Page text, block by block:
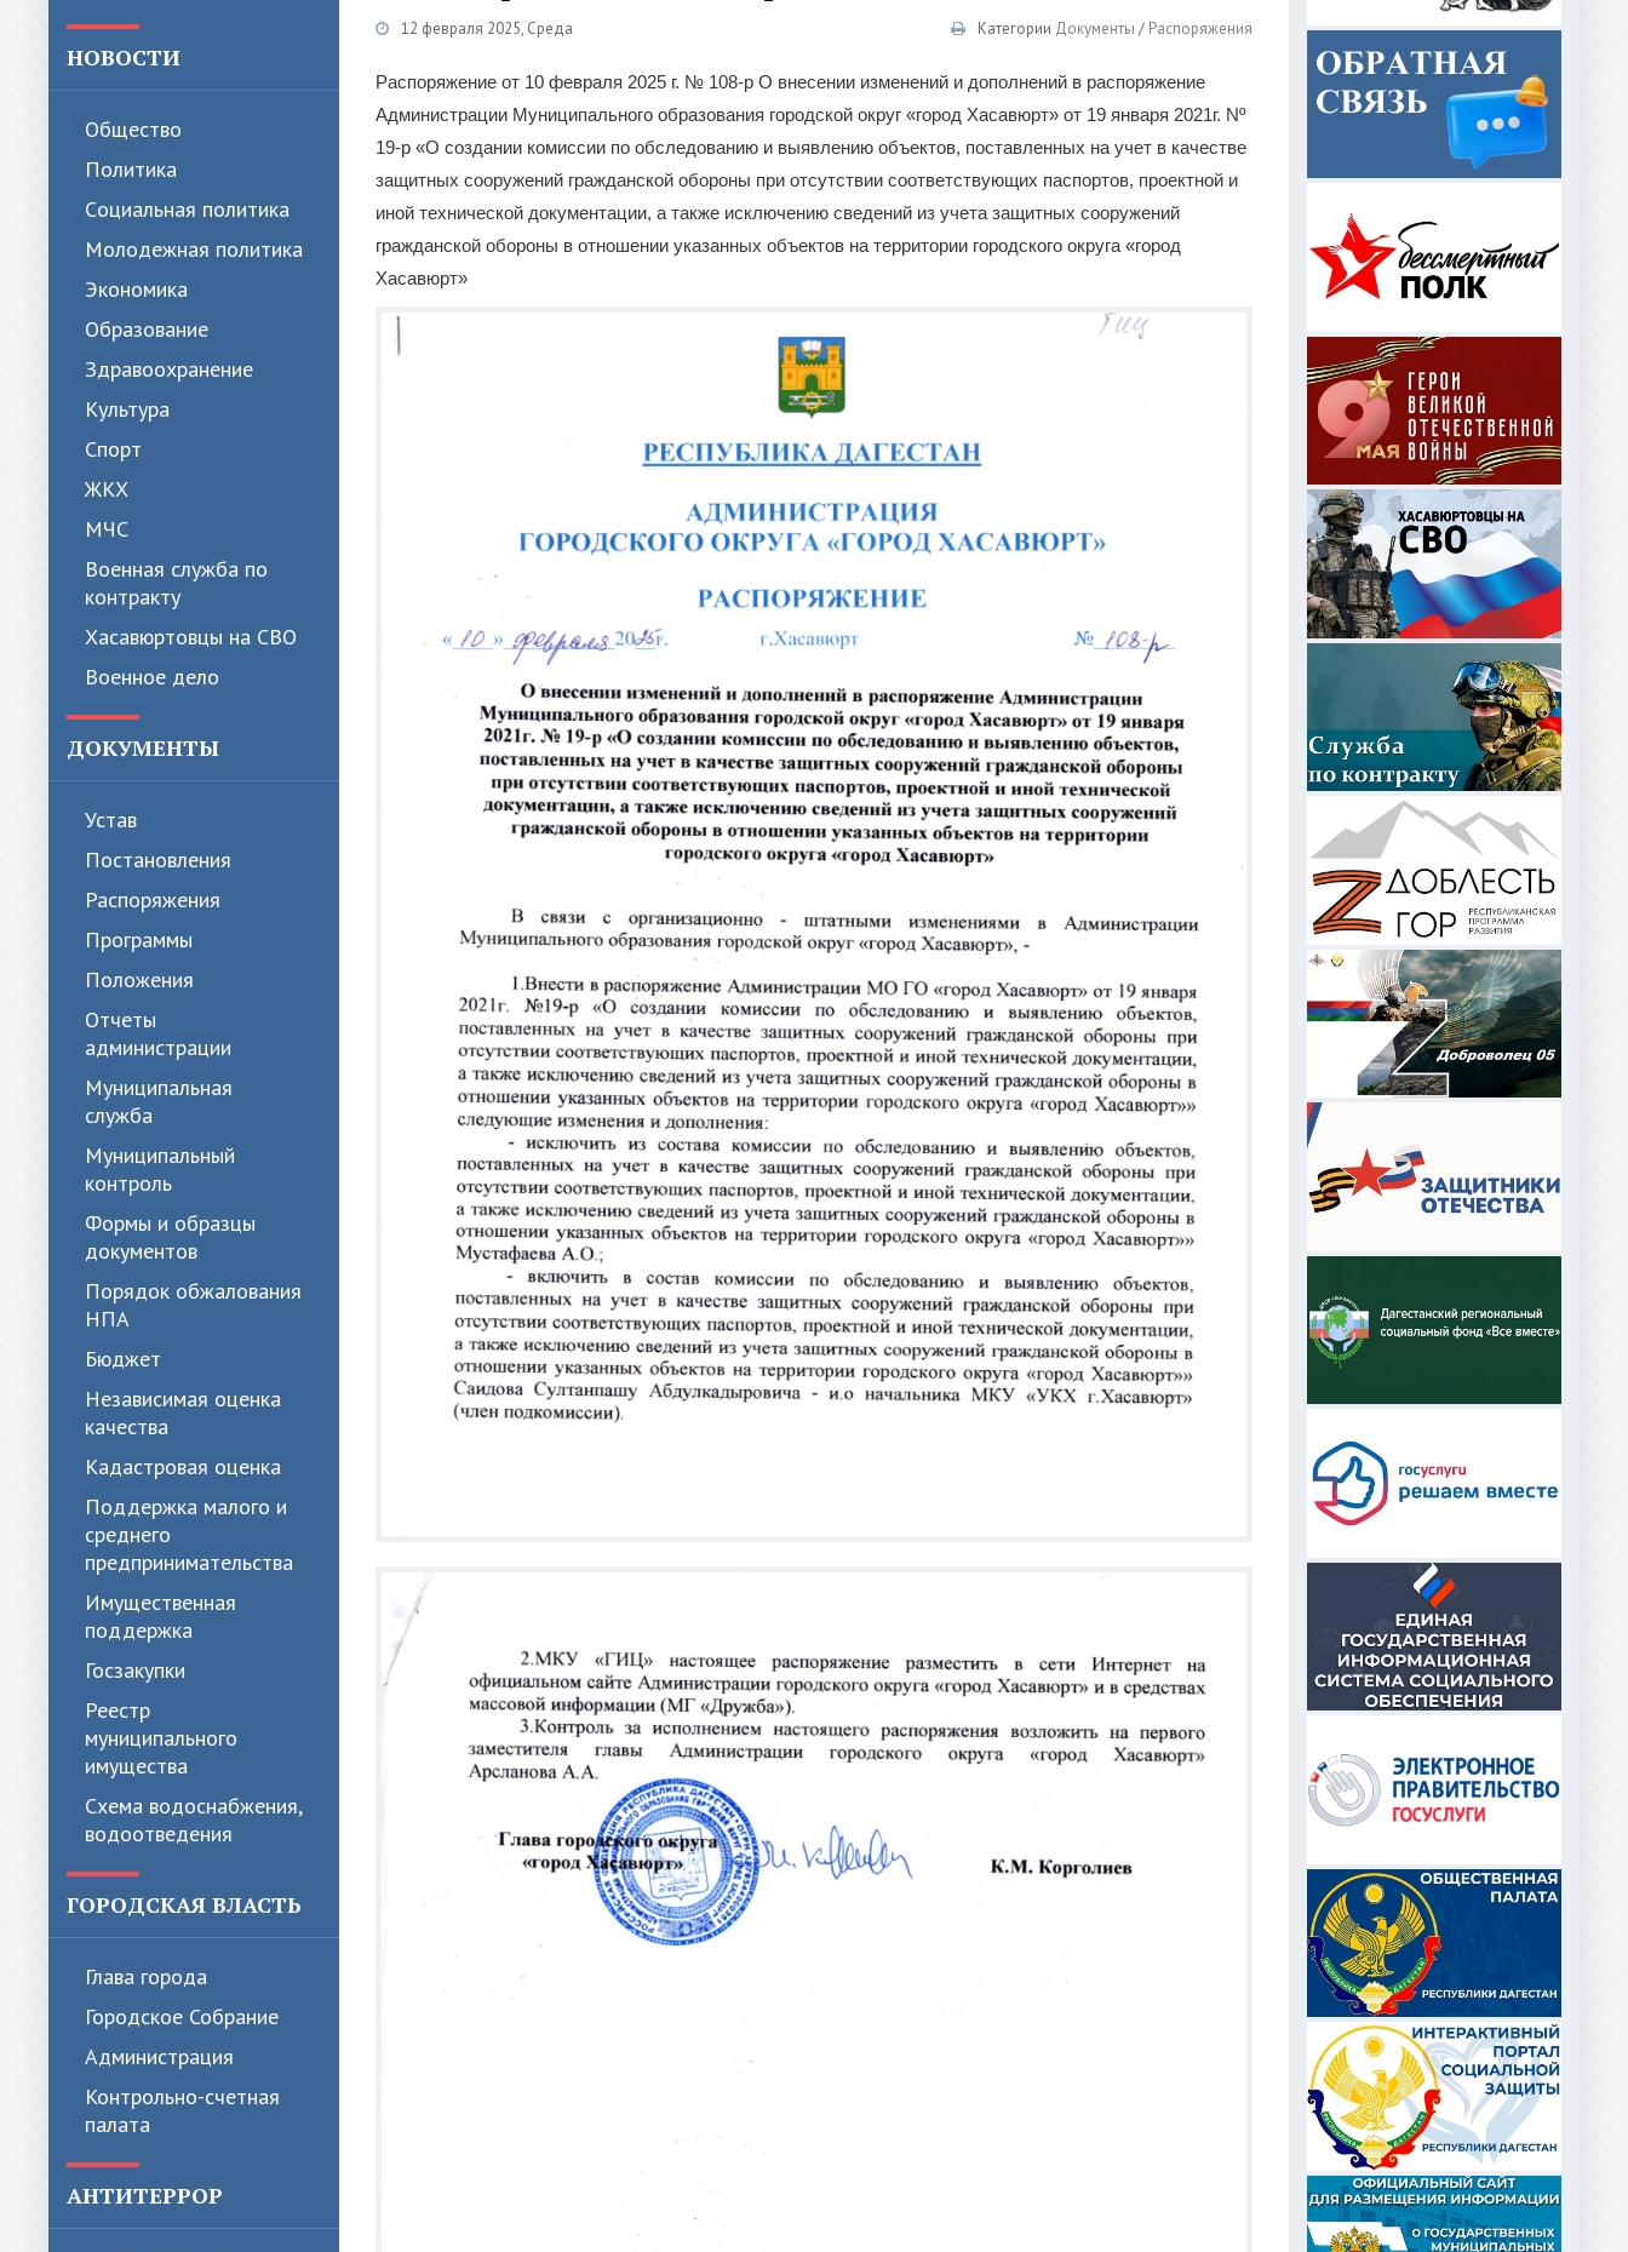
НОВОСТИ
Общество
Политика
Cоциальная политика
Молодежная политика
Экономика
Образование
Здравоохранение
Культура
Спорт
ЖКХ
МЧС
Военная служба по
контракту
Хасавюртовцы на СВО
Военное дело
ДОКУМЕНТЫ
Устав
Постановления
Распоряжения
Программы
Положения
Отчеты
администрации
Муниципальная
служба
Муниципальный
контроль
Формы и образцы
документов
Порядок обжалования
НПА
Бюджет
Независимая оценка
качества
Кадастровая оценка
Поддержка малого и
среднего
предпринимательства
Имущественная
поддержка
Госзакупки
Реестр
муниципального
имущества
Схема водоснабжения,
водоотведения
ГОРОДСКАЯ ВЛАСТЬ
Глава города
Городское Собрание
Администрация
Контрольно-счетная
палата
АНТИТЕРРОР
12 февраля 2025, Среда Категории Документы / Распоряжения
Распоряжение от 10 февраля 2025 г. № 108-р О внесении изменений и дополнений в распоряжение
Администрации Муниципального образования городской округ «город Хасавюрт» от 19 января 2021г. Nº
19-р «О создании комиссии по обследованию и выявлению объектов, поставленных на учет в качестве
защитных сооружений гражданской обороны при отсутствии соответствующих паспортов, проектной и
иной технической документации, а также исключению сведений из учета защитных сооружений
гражданской обороны в отношении указанных объектов на территории городского округа «город
Хасавюрт»